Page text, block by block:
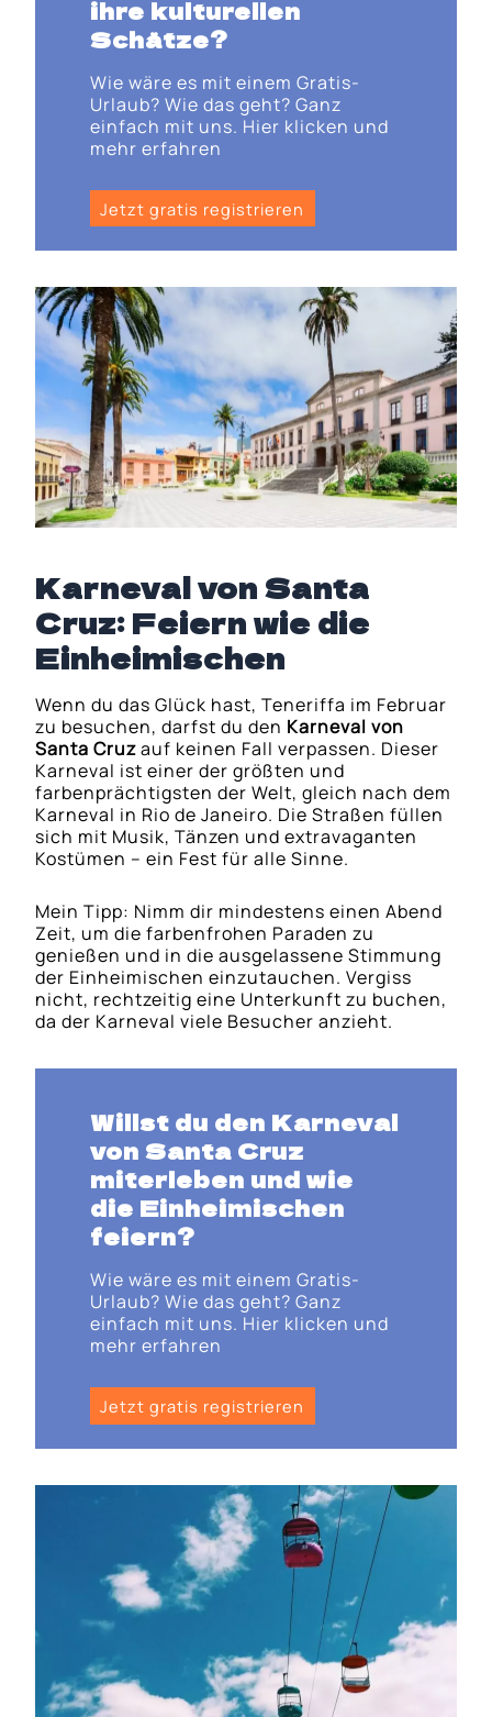
ihre kulturellen
Schätze?
Wie wäre es mit einem Gratis-
Urlaub? Wie das geht? Ganz
einfach mit uns. Hier klicken und
mehr erfahren
Jetzt gratis registrieren
Karneval von Santa
Cruz: Feiern wie die
Einheimischen
Wenn du das Glück hast, Teneriffa im Februar
zu besuchen, darfst du den Karneval von
Santa Cruzauf keinen Fall verpassen. Dieser
Karneval ist einer der größten und
farbenprächtigsten der Welt, gleich nach dem
Karneval in Rio de Janeiro. Die Straßen füllen
sich mit Musik, Tänzen und extravaganten
Kostümen – ein Fest für alle Sinne.
Mein Tipp: Nimm dir mindestens einen Abend
Zeit, um die farbenfrohen Paraden zu
genießen und in die ausgelassene Stimmung
der Einheimischen einzutauchen. Vergiss
nicht, rechtzeitig eine Unterkunft zu buchen,
da der Karneval viele Besucher anzieht.
Willst du den Karneval
von Santa Cruz
miterleben und wie
die Einheimischen
feiern?
Wie wäre es mit einem Gratis-
Urlaub? Wie das geht? Ganz
einfach mit uns. Hier klicken und
mehr erfahren
Jetzt gratis registrieren